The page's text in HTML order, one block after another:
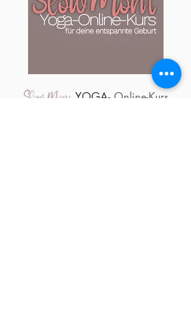
Slow Mom YOGA- Online-Kurs